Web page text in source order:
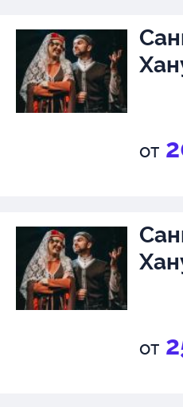
Художник-
Художник по
Художник по
от
от